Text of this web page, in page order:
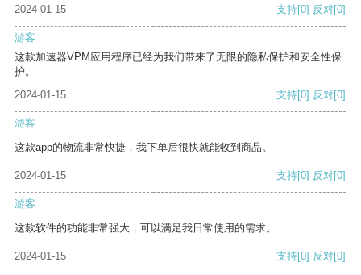
2024-01-15
支持[0] 反对[0]
游客
这款加速器VPM应用程序已经为我们带来了无限的隐私保护和安全性保
护。
2024-01-15
支持[0] 反对[0]
游客
这款app的物流非常快捷，我下单后很快就能收到商品。
2024-01-15 支持[0] 反对[0]
游客
这款软件的功能非常强大，可以满足我日常使用的需求。
2024-01-15 支持[0] 反对[0]